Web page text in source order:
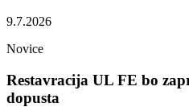
9.7.2026
Novice
Restavracija UL FE bo
dopusta